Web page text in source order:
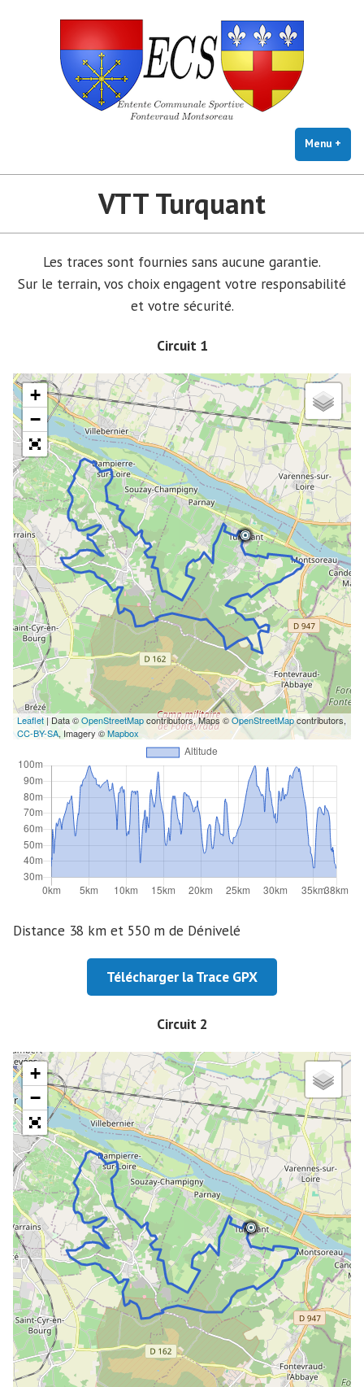
E.C.S. FONTEVRAUD-
MONTSOREAU
Menu +
VTT Turquant
Les traces sont fournies sans aucune garantie.
Sur le terrain, vos choix engagent votre responsabilité
et votre sécurité.
Circuit 1
+
−
Leaflet| Data ©OpenStreetMapcontributors, Maps ©OpenStreetMapcontributors,
CC-BY-SA, Imagery ©Mapbox
Distance 38 km et 550 m de Dénivelé
Télécharger la Trace GPX
Circuit 2
+
−